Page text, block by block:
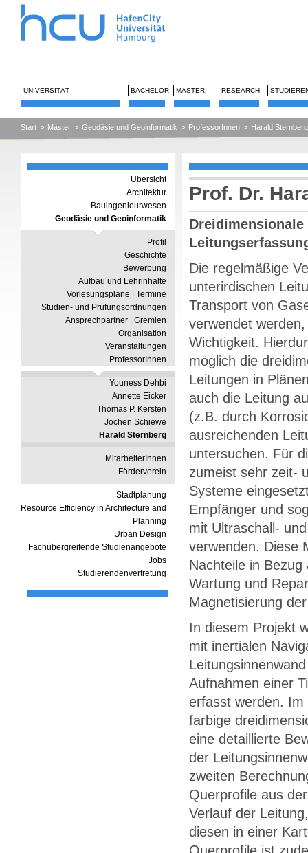
UNIVERSITÄT BACHELOR MASTER RESEARCH
Start > Master > Geodäsie und Geoinformatik > ProfessorInnen > Harald Sternberg
Übersicht
Architektur
Bauingenieurwesen
Geodäsie und Geoinformatik
Profil
Geschichte
Bewerbung
Aufbau und Lehrinhalte
Vorlesungspläne | Termine
Studien- und Prüfungsordnungen
Ansprechpartner | Gremien
Organisation
Veranstaltungen
ProfessorInnen
Youness Dehbi
Annette Eicker
Thomas P. Kersten
Jochen Schiewe
Harald Sternberg
MitarbeiterInnen
Förderverein
Stadtplanung
Resource Efficiency in Architecture and
Planning
Urban Design
Fachübergreifende Studienangebote
Jobs
Studierendenvertretung
Prof. Dr.
Die regelmäßige
unterirdischen
Transport von
verwendet
Wichtigkeit.
möglich die
Leitungen in
auch die Leitung
(z.B. durch
ausreichenden
untersuchen. Für
zumeist sehr zeit-
Systeme
Empfänger und
mit Ultraschall-
verwenden. Diese
Nachteile in
Wartung und
Magnetisierung
In diesem Projekt
mit inertialen
Aufnahmen einer
erfasst werden. Im
farbige
eine detaillierte
der
zweiten
Querprofile aus
Verlauf der
diesen in einer